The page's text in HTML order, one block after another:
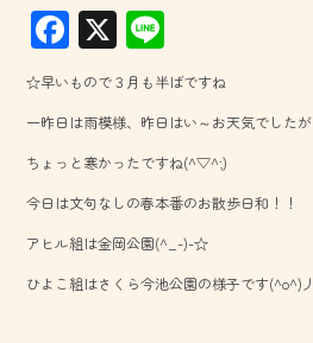
F
ac
e
b
o
ok
X
ne
☆早いもので３月も半ばですね
一昨日は雨模様、昨日はい～お天気でしたが
ちょっと寒かったですね(^▽^;)
今日は文句なしの春本番のお散歩日和！！
アヒル組は金岡公園(^_-)-☆
ひよこ組はさくら今池公園の様子です(^o^)丿